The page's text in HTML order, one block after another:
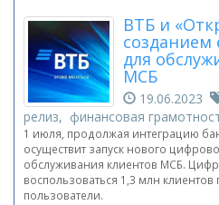
ВТБ и
для
МСБ
19.06.2023
релиз, финансовая
1 июля, продолжая интеграцию
осуществит запуск нового
обслуживания клиентов МСБ.
воспользоваться 1,3 млн
пользователи.